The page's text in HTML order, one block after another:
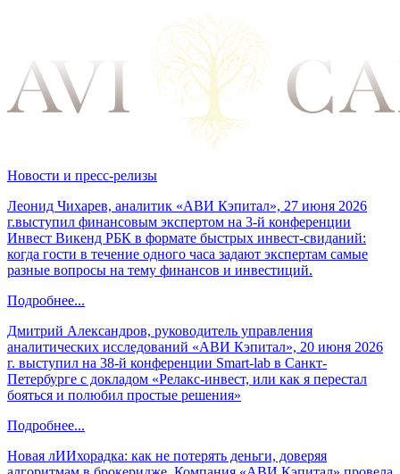
Новости и пресс-релизы
Леонид Чихарев, аналитик «АВИ Кэпитал», 27 июня 2026
г.выступил финансовым экспертом на 3-й конференции
Инвест Викенд РБК в формате быстрых инвест-свиданий:
когда гости в течение одного часа задают экспертам самые
разные вопросы на тему финансов и инвестиций.
Подробнее...
Дмитрий Александров, руководитель управления
аналитических исследований «АВИ Кэпитал», 20 июня 2026
г. выступил на 38-й конференции Smart-lab в Санкт-
Петербурге с докладом «Релакс-инвест, или как я перестал
бояться и полюбил простые решения»
Подробнее...
Новая лИИхорадка: как не потерять деньги, доверяя